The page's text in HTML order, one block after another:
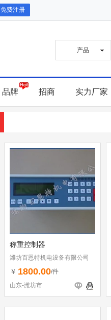
免费注册
品牌 招商 实力厂家
称重控制器
潍坊百恩特机电设备有限公司
￥ 1800.00/件
山东-潍坊市